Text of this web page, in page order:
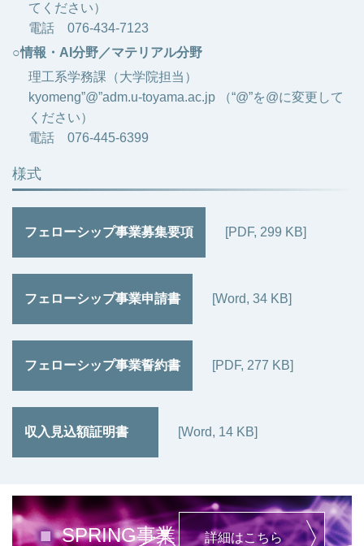
てください）
電話 076-434-7123
○情報・AI分野／マテリアル分野
理工系学務課（大学院担当）
kyomeng”@”adm.u-toyama.ac.jp （“@”を@に変更して
ください）
電話 076-445-6399
様式
フェローシップ事業募集要項 [PDF, 299 KB]
フェローシップ事業申請書 [Word, 34 KB]
フェローシップ事業誓約書 [PDF, 277 KB]
収入見込額証明書 [Word, 14 KB]
■SPRING事業 詳細はこちら